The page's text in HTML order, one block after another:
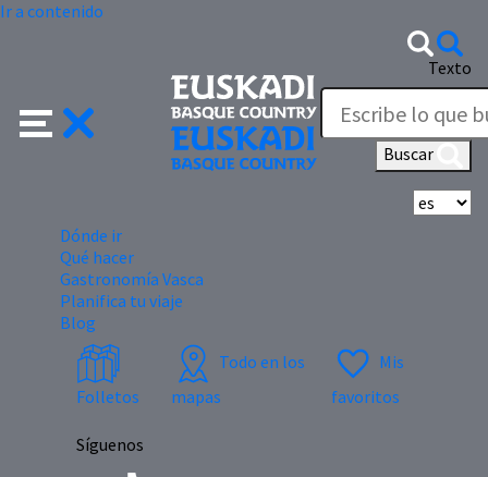
Ir a contenido
Texto
Buscar
Dónde ir
Qué hacer
Gastronomía Vasca
Planifica tu viaje
Blog
Folletos
Todo en los
mapas
Mis
favoritos
Síguenos